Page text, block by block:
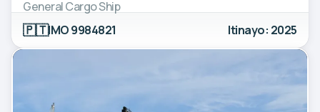
General Cargo Ship
🇵🇹IMO 9984821 Itinayo: 2025